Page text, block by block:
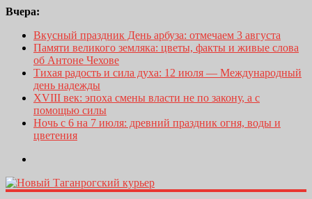
Вчера:
Вкусный праздник День арбуза: отмечаем 3 августа
Памяти великого земляка: цветы, факты и живые слова
об Антоне Чехове
Тихая радость и сила духа: 12 июля — Международный
день надежды
XVIII век: эпоха смены власти не по закону, а с
помощью силы
Ночь с 6 на 7 июля: древний праздник огня, воды и
цветения